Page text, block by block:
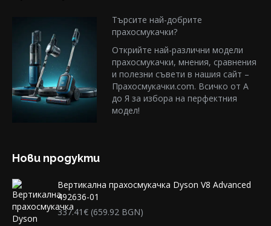
Търсите най-добрите
прахосмукачки?
Открийте най-различни модели
прахосмукачки, мнения, сравнения
и полезни съвети в нашия сайт –
Прахосмукачки.com. Всичко от А
до Я за избора на перфектния
модел!
Нови продукти
Вертикална прахосмукачка Dyson V8 Advanced
492636-01
337.41€ (659.92 BGN)